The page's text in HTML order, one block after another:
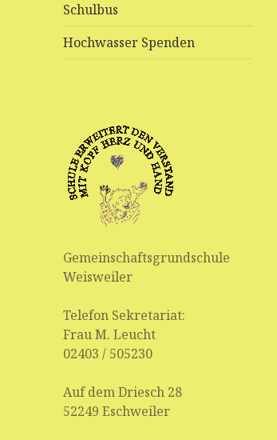
Schulbus
Hochwasser Spenden
Gemeinschaftsgrundschule
Weisweiler
Telefon Sekretariat:
Frau M. Leucht
02403 / 505230
Auf dem Driesch 28
52249 Eschweiler